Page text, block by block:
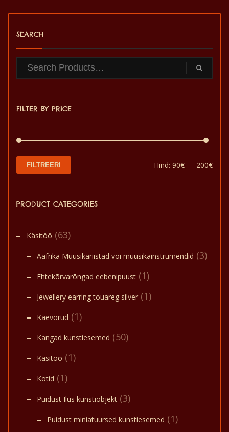
mõeldud teile, kui olete
sõprade, perekonna jne
SEARCH
FILTER BY PRICE
FILTREERI Hind: 90€ — 200€
PRODUCT CATEGORIES
Käsitöö (63)
Aafrika Muusikariistad või muusikainstrumendid (3)
Ehtekõrvarõngad eebenipuust (1)
Jewellery earring touareg silver (1)
Käevõrud (1)
Kangad kunstiesemed (50)
Käsitöö (1)
Kotid (1)
Puidust Ilus kunstiobjekt (3)
Puidust miniatuursed kunstiesemed (1)